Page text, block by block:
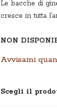
Le bacche di
cresce in tutta
NON
Avvisami
Scegli il